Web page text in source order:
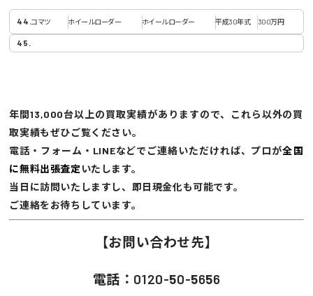
コマツ ホイールローダー ホイールローダー 平成30年式 300万円
年間13,000台以上の買取実績がありますので、これら以外の買
取実績もぜひご覧ください。
電話・フォーム・LINEなどでご連絡いただければ、プロが全国
に無料出張査定 いたします。
当日に訪問いたしますし、即日現金化も可能です。
ご連絡をお待ちしています。
【お問い合わせ先】
電話：0120-50-5656